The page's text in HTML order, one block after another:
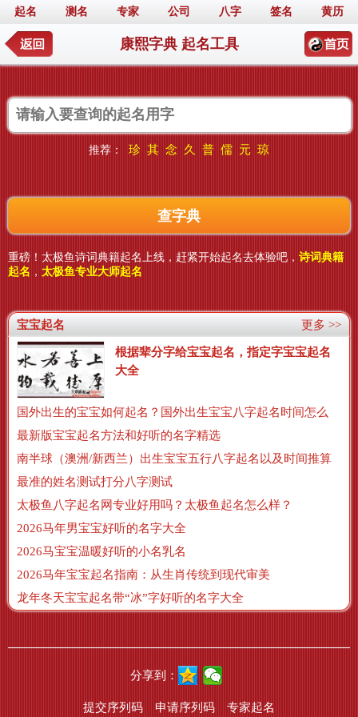
起名 测名 专家 公司 八字 签名 黄历
康熙字典 起名工具
推荐： 珍 其 念 久 普 儒 元 琼
重磅！太极鱼诗词典籍起名上线，赶紧开始起名去体验吧， 诗词典籍
起名 ， 太极鱼专业大师起名
更多 >>
宝宝起名
根据辈分字给宝宝起名，指定字宝宝起名
大全
最新版宝宝起名方法和好听的名字精选
南半球（澳洲/新西兰）出生宝宝五行八字起名以及时间推算
最准的姓名测试打分八字测试
太极鱼八字起名网专业好用吗？太极鱼起名怎么样？
2026马年男宝宝好听的名字大全
2026马宝宝温暖好听的小名乳名
2026马年宝宝起名指南：从生肖传统到现代审美
龙年冬天宝宝起名带“冰”字好听的名字大全
分享到：
提交序列码 申请序列码 专家起名